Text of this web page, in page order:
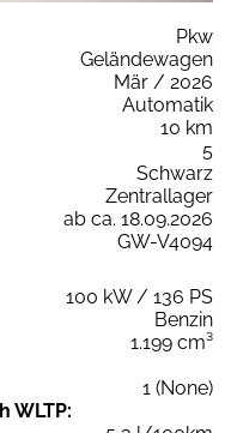
Pkw
Geländewagen
Mär / 2026
Automatik
10 km
5
Schwarz
Zentrallager
ab ca. 18.09.2026
GW-V4094
100 kW / 136 PS
Benzin
1.199 cm³
1 (None)
WLTP: